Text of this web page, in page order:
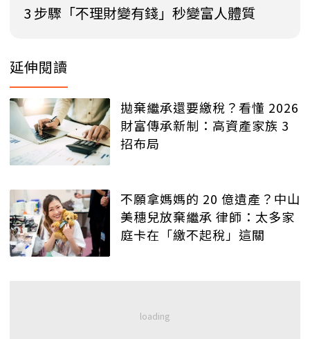
3 步驟「不理財變有錢」秒變富人體質
延伸閱讀
拋棄繼承還要繳稅？看懂 2026
財富傳承新制：高資產家族 3
招布局
不願拿媽媽的 20 億遺產？中山
美穗兒放棄繼承 律師：太多家
庭卡在「繳不起稅」這關